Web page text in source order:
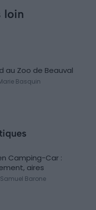
loin
au Zoo de Beauval
Basquin
car
Camping-Car :
aires
Samuel Barone